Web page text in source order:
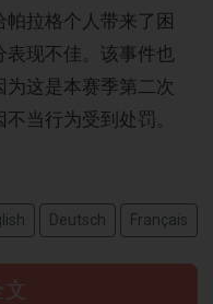
拉格个人带来了困
现不佳。该事件也
这是本赛季第二次
当行为受到处罚。
Deutsch Français